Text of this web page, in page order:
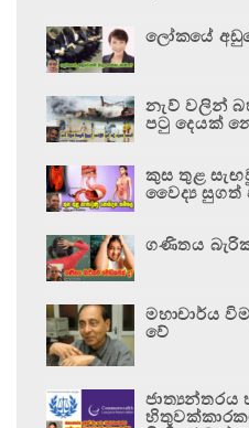
ලෝකයේ
නැව් වලින්
පටු දෙයක්
කුස තුළ
වෛද්‍ය සුගත්
ගණිතය
මහාචාර්ය
වේ
ජාත්‍යන්තරය